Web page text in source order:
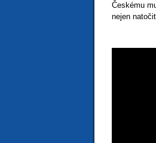
Českému
nejen